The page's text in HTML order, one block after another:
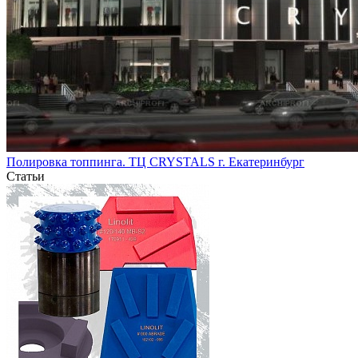
Полировка топпинга. ТЦ CRYSTALS г. Екатеринбург
Статьи